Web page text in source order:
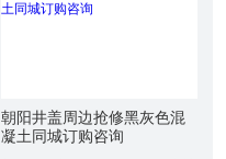
朝阳井盖周边抢修黑灰色混
凝土同城订购咨询